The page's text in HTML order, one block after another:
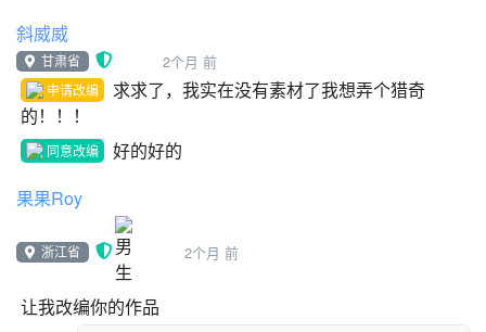
チェックポイント
Spring
看板
角色
造型
背景1
斜威威
甘肃省 2个月 前
申请改编
求求了，我实在没有素材了我想弄个猎奇
的！！！
同意改编
好的好的
果果Roy
浙江省 2个月 前
让我改编你的作品